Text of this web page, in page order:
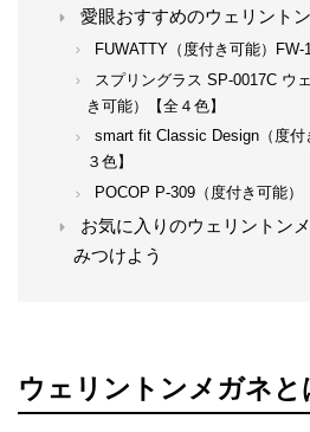
愛眼おすすめのウェリント
FUWATTY（度付き可能）FW-
スプリングラス SP-0017C ウ
き可能）【全４色】
smart fit Classic Design（度付
３色】
POCOP P-309（度付き可能）
お気に入りのウェリントン
みつけよう
ウェリントンメガネと